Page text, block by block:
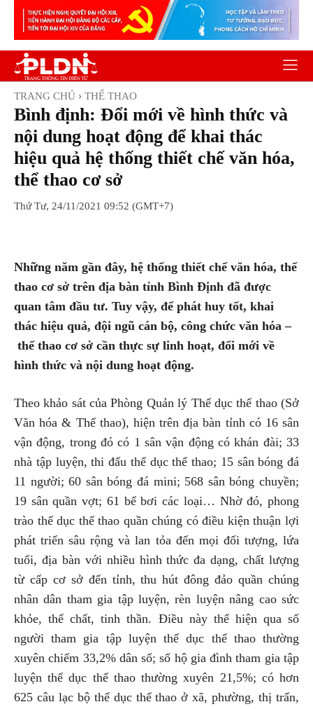
TRANG CHỦ THỂ THAO
Bình định: Đổi mới về hình thức và
nội dung hoạt động để khai thác
hiệu quả hệ thống thiết chế văn hóa,
thể thao cơ sở
Thứ Tư, 24/11/2021 09:52 (GMT+7)
Những năm gần đây, hệ thống thiết chế văn hóa, thể
thao cơ sở trên địa bàn tỉnh Bình Định đã được
quan tâm đầu tư. Tuy vậy, để phát huy tốt, khai
thác hiệu quả, đội ngũ cán bộ, công chức văn hóa –
thể thao cơ sở cần thực sự linh hoạt, đổi mới về
hình thức và nội dung hoạt động.
Theo khảo sát của Phòng Quản lý Thể dục thể thao (Sở
Văn hóa & Thể thao), hiện trên địa bàn tỉnh có 16 sân
vận động, trong đó có 1 sân vận động có khán đài; 33
nhà tập luyện, thi đấu thể dục thể thao; 15 sân bóng đá
11 người; 60 sân bóng đá mini; 568 sân bóng chuyền;
19 sân quần vợt; 61 bể bơi các loại… Nhờ đó, phong
trào thể dục thể thao quần chúng có điều kiện thuận lợi
phát triển sâu rộng và lan tỏa đến mọi đối tượng, lứa
tuổi, địa bàn với nhiều hình thức đa dạng, chất lượng
từ cấp cơ sở đến tỉnh, thu hút đông đảo quần chúng
nhân dân tham gia tập luyện, rèn luyện nâng cao sức
khỏe, thể chất, tinh thần. Điều này thể hiện qua số
người tham gia tập luyện thể dục thể thao thường
xuyên chiếm 33,2% dân số; số hộ gia đình tham gia tập
luyện thể dục thể thao thường xuyên 21,5%; có hơn
625 câu lạc bộ thể dục thể thao ở xã, phường, thị trấn,